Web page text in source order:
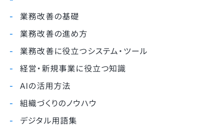
業務改善の基礎
業務改善の進め方
業務改善に役立つシステム・ツール
経営・新規事業に役立つ知識
AIの活用方法
組織づくりのノウハウ
デジタル用語集